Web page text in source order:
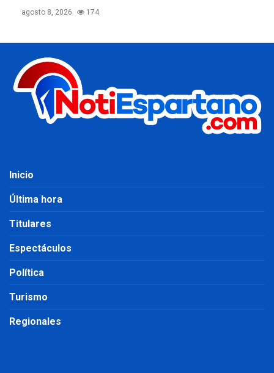
agosto 8, 2026 174
Inicio
Última hora
Titulares
Espectáculos
Política
Turismo
Regionales